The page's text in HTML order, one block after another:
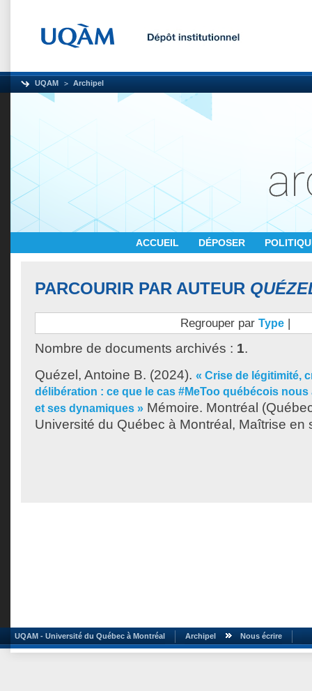
UQAM Archipel
ACCUEIL DÉPOSER
PARCOURIR PAR AUTEUR
Regrouper par Type |
Nombre de documents archivés : 1.
Quézel, Antoine B. (2024). « Crise de légitimité,
délibération : ce que le cas #MeToo québécois
et ses dynamiques » Mémoire. Montréal
Université du Québec à Montréal, Maîtrise en
UQAM - Université du Québec à Montréal Archipel Nous écrire